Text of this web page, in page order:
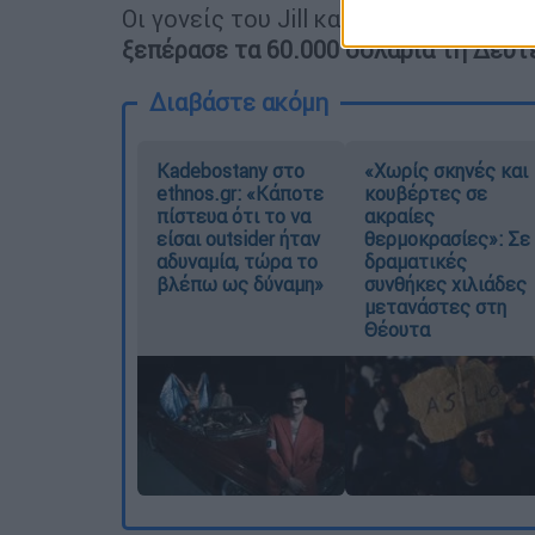
Οι γονείς του Jill και Michael
ξεπέρασε τα 60.000 δολάρια τη
Διαβάστε ακόμη
Kadebostany στο
ethnos.gr: «Κάποτε
πίστευα ότι το να
είσαι outsider ήταν
αδυναμία, τώρα το
βλέπω ως δύναμη»
«Χωρίς σκηνές και
κουβέρτες σε
ακραίες
θερμοκρασίες»: Σε
δραματικές
συνθήκες χιλιάδες
μετανάστες στη
Θέουτα